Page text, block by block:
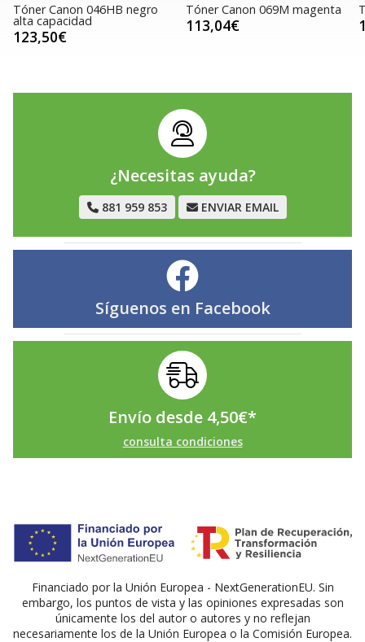
Tóner Canon 046HB negro
alta capacidad
123,50€
Tóner Canon 069M magenta
113,04€
¿Necesitas ayuda?
881 959 853 ENVIAR EMAIL
Síguenos en Facebook
Envío desde 4,50€*
consulta condiciones
Financiado por la Unión Europea - NextGenerationEU. Sin
embargo, los puntos de vista y las opiniones expresadas son
únicamente los del autor o autores y no reflejan
necesariamente los de la Unión Europea o la Comisión Europea.